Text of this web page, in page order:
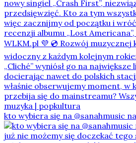
kto wybiera się na @sanahmusic